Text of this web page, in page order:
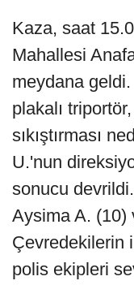
Kaza, saat
Mahallesi
meydana
plakalı
sıkıştırması
U.'nun
sonucu
Aysima A. (10)
Çevredekilerin
polis ekipleri